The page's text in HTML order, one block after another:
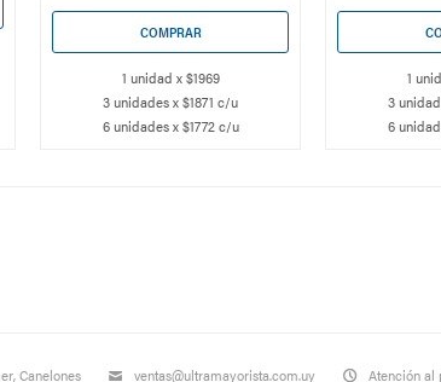
1 unidad x $1969
3 unidades x $1871 c/u
6 unidades x $1772 c/u
1
3
6
Canelones ventas@ultramayorista.com.uy Atención al